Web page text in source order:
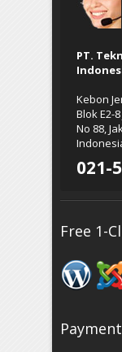
PT.
Kebon
Blok E2-
No 88,
021-
Free 1-